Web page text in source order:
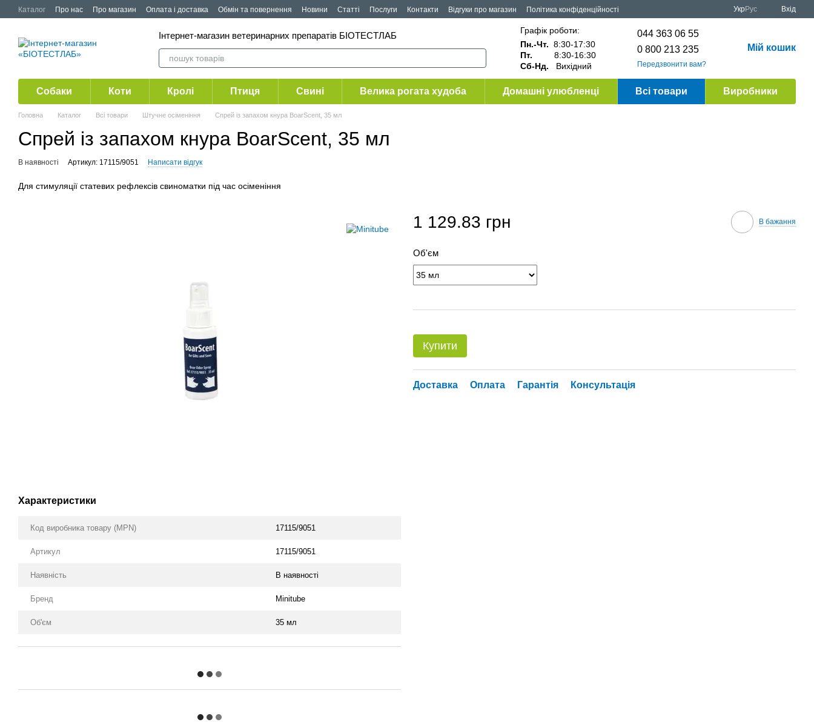
Перейти до основного контенту
Каталог Про нас Про магазин Оплата і доставка Обмін та повернення Новини Статті Послуги Контакти Відгуки про магазин
Політика конфіденційності
УкрРус Вхід
Інтернет-магазин ветеринарних препаратів БІОТЕСТЛАБ
Графік роботи:
Пн.-Чт. 8:30-17:30
Пт.
8:30-16:30
Сб-Нд. Вихідний
044 363 06 55
0 800 213 235
Передзвонити вам?
Мій кошик
Собаки Коти Кролі Птиця Свині Велика рогата худоба Домашні улюбленці Всі товари Виробники
Головна Каталог Всі товари Штучне осіменіння Спрей із запахом кнура BoarScent, 35 мл
Спрей із запахом кнура BoarScent, 35 мл
В наявності Артикул: 17115/9051 Написати відгук
Для стимуляції статевих рефлексів свиноматки під час осіменіння
Характеристики
Код виробника товару (MPN) 17115/9051
Артикул 17115/9051
Наявність В наявності
Бренд Minitube
Об'єм 35 мл
1 129.83 грн В бажання
Об'єм
Купити
Доставка Оплата Гарантія Консультація